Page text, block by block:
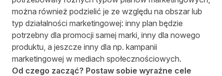
można również podzielić je ze względu na obszar lub
typ działalności marketingowej: inny plan będzie
potrzebny dla promocji samej marki, inny dla nowego
produktu, a jeszcze inny dla np. kampanii
marketingowej w mediach społecznościowych.
Od czego zacząć? Postaw sobie wyraźne cele